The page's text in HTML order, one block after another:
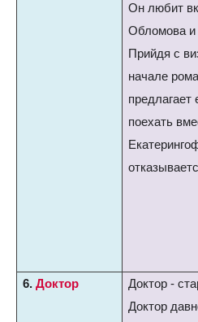
Он любит
Обломова и
Прийдя с
начале
предлагает
поехать
6.Доктор
Доктор -
Доктор